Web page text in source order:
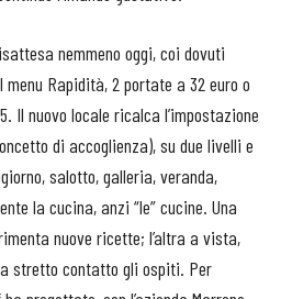
nemmeno oggi, coi dovuti
Rapidità, 2 portate a 32 euro o
Il nuovo locale ricalca l’impostazione
di accoglienza), su due livelli e
salotto, galleria, veranda,
la cucina, anzi “le” cucine. Una
nuove ricette; l’altra a vista,
stretto contatto gli ospiti. Per